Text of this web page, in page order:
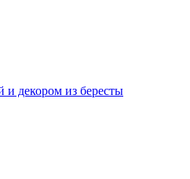
и декором из бересты